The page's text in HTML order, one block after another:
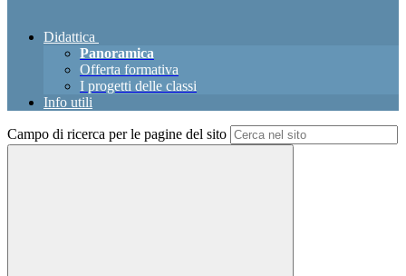
Didattica
Panoramica
Offerta formativa
I progetti delle classi
Info utili
Campo di ricerca per le pagine del sito